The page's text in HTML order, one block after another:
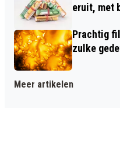
eruit, met
Prachtig
zulke
Meer artikelen